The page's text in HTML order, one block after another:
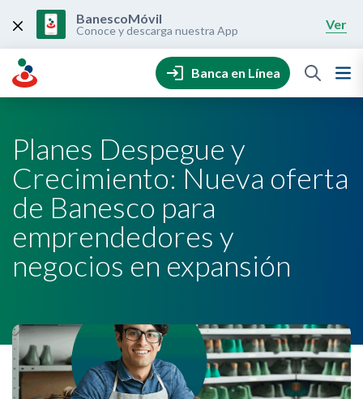
content
BanescoMóvil
Conoce y descarga nuestra App Ver
Banca en Línea
Planes Despegue y
Crecimiento: Nueva oferta
de Banesco para
emprendedores y
negocios en expansión